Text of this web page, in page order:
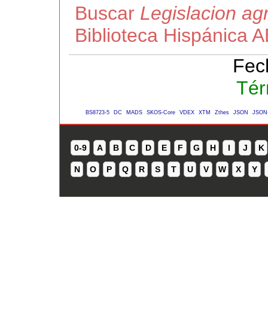
Buscar Legislacion
Biblioteca Hispánica
BS8723-5 DC MADS SKOS-Core VDEX XTM Zthes JSON
0-9 A B C D E F G H I J K
N O P Q R S T U V W X Y